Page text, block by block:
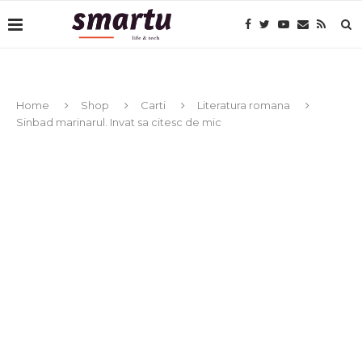
Home Shop Carti
Literatura romana
Sinbad marinarul. Invat sa citesc de mic